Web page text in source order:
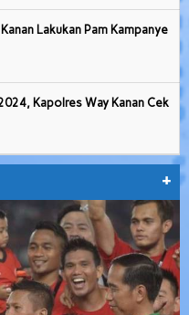
Lakukan Pam Kampanye
Kapolres Way Kanan Cek
+